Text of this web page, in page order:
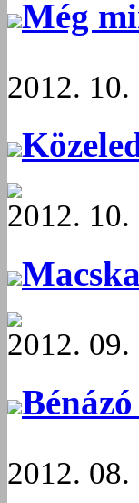
Még
2012. 10.
2012. 10.
2012. 09.
2012. 08.